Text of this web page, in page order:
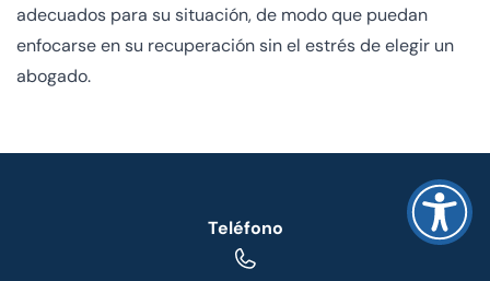
adecuados para su situación, de modo que puedan
enfocarse en su recuperación sin el estrés de elegir un
abogado.
Teléfono